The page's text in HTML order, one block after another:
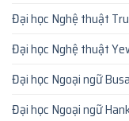
Đại học Nghệ thuật
Đại học Nghệ thuật
Đại học Ngoại ngữ
Đại học Ngoại ngữ